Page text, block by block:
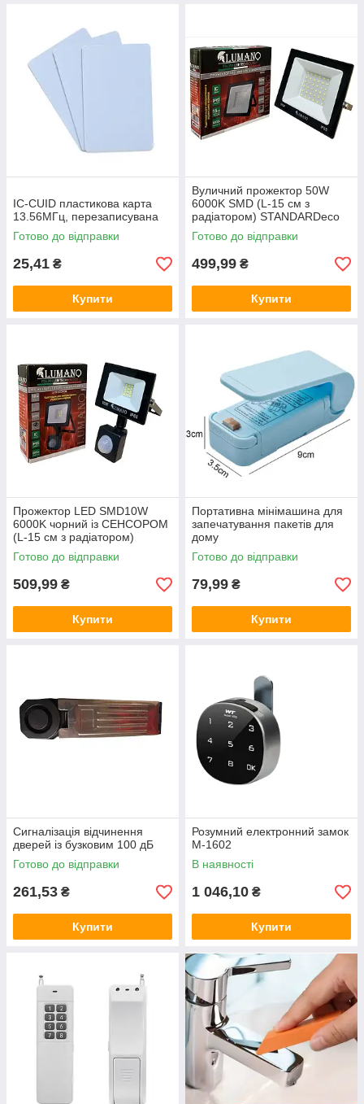
IC-CUID пластикова карта
13.56МГц, перезаписувана
Готово до відправки
25,41 ₴
Купити
Вуличний прожектор 50W
6000K SMD (L-15 см з
радіатором) STANDARDeco
ТМ LUMANO
Готово до відправки
499,99 ₴
Купити
Прожектор LED SMD10W
6000K чорний із СЕНСОРОМ
(L-15 см з радіатором)
STANDARDeco ТМ LUMANO
Готово до відправки
509,99 ₴
Купити
Портативна мінімашина для
запечатування пакетів для
дому
Готово до відправки
79,99 ₴
Купити
Сигналізація відчинення
дверей із бузковим 100 дБ
Готово до відправки
261,53 ₴
Купити
Розумний електронний замок
М-1602
В наявності
1 046,10 ₴
Купити